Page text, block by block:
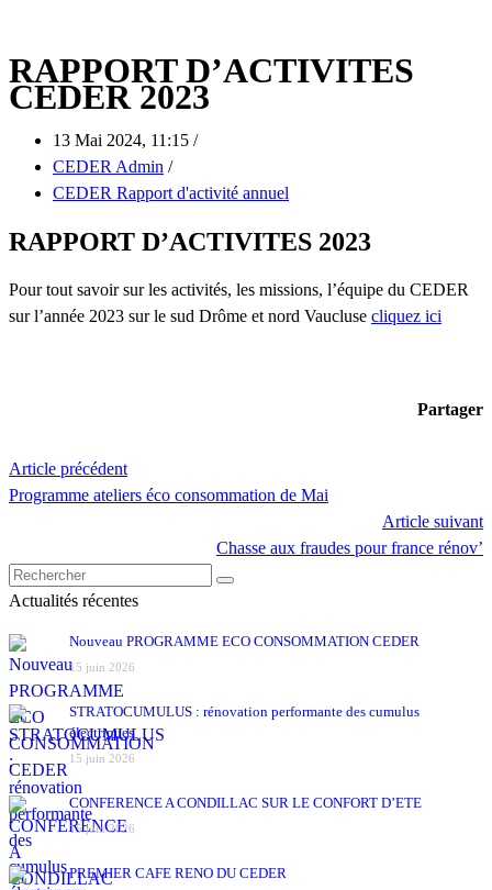
RAPPORT D’ACTIVITES
CEDER 2023
13 Mai 2024, 11:15 /
CEDER Admin /
CEDER Rapport d'activité annuel
RAPPORT D’ACTIVITES 2023
Pour tout savoir sur les activités, les missions, l’équipe du CEDER
sur l’année 2023 sur le sud Drôme et nord Vaucluse cliquez ici
Partager
Article précédent
Programme ateliers éco consommation de Mai
Article suivant
Chasse aux fraudes pour france rénov’
Actualités récentes
Nouveau PROGRAMME ECO CONSOMMATION CEDER
15 juin 2026
STRATOCUMULUS : rénovation performante des cumulus
électriques
15 juin 2026
CONFERENCE A CONDILLAC SUR LE CONFORT D’ETE
15 juin 2026
PREMIER CAFE RENO DU CEDER